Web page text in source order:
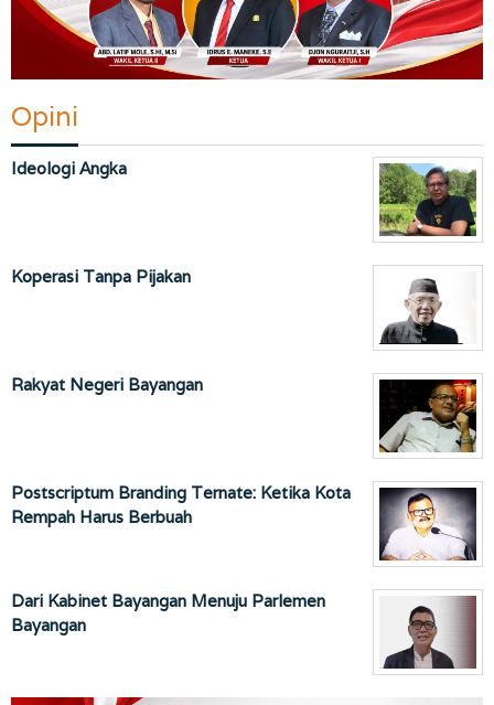
Opini
Ideologi Angka
Koperasi Tanpa Pijakan
Rakyat Negeri Bayangan
Postscriptum Branding Ternate: Ketika Kota
Rempah Harus Berbuah
Dari Kabinet Bayangan Menuju Parlemen
Bayangan